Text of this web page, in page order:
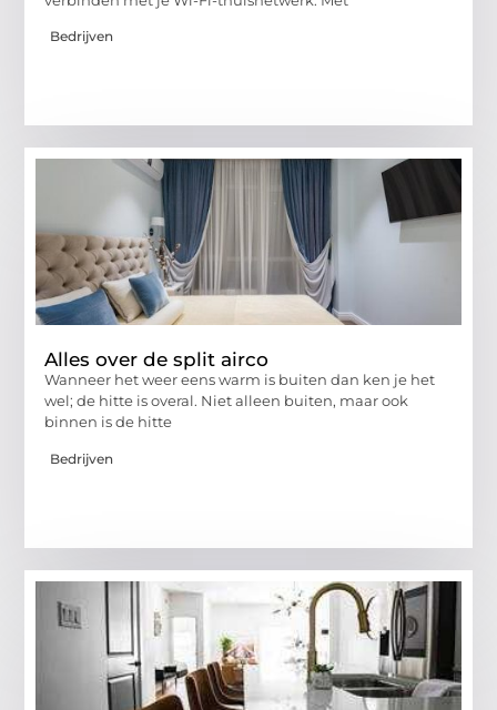
Bedrijven
Alles over de split airco
Wanneer het weer eens warm is buiten dan ken je het
wel; de hitte is overal. Niet alleen buiten, maar ook
binnen is de hitte
Bedrijven